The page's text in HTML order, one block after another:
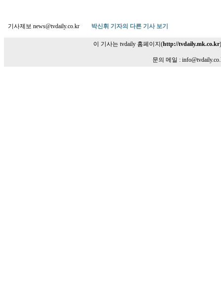
기사제보 news@tvdaily.co.kr 박신휘 기자의 다른 기사 보기
이 기사는 tvdaily 홈페이지(http://tvdaily.mk.co.kr
문의 메일 :